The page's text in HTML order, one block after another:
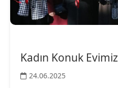
Kadın Konuk Evimiz
24.06.2025